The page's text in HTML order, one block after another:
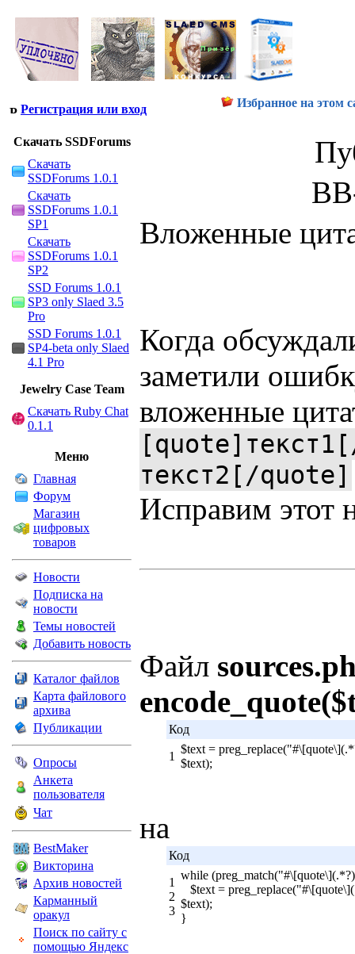
Регистрация или вход Избранное на этом
Скачать SSDForums
Скачать
SSDForums 1.0.1
Скачать
SSDForums 1.0.1
SP1
Скачать
SSDForums 1.0.1
SP2
SSD Forums 1.0.1
SP3 only Slaed 3.5
Pro
SSD Forums 1.0.1
SP4-beta only Slaed
4.1 Pro
Jewelry Сase Team
Скачать Ruby Chat
0.1.1
Меню
Главная
Форум
Магазин
цифровых
товаров
Новости
Подписка на
новости
Темы новостей
Добавить новость
Каталог файлов
Карта файлового
архива
Публикации
Опросы
Анкета
пользователя
Чат
BestMaker
Викторина
Архив новостей
Карманный
оракул
Поиск по сайту с
помощью Яндекс
Вложенные
Когда
заметили
вложенные
текст2[/quote]
Исправим этот
Файл
Код
1
$text =
$text);
на
Код
1
2
3
while
$text =
$text);
}